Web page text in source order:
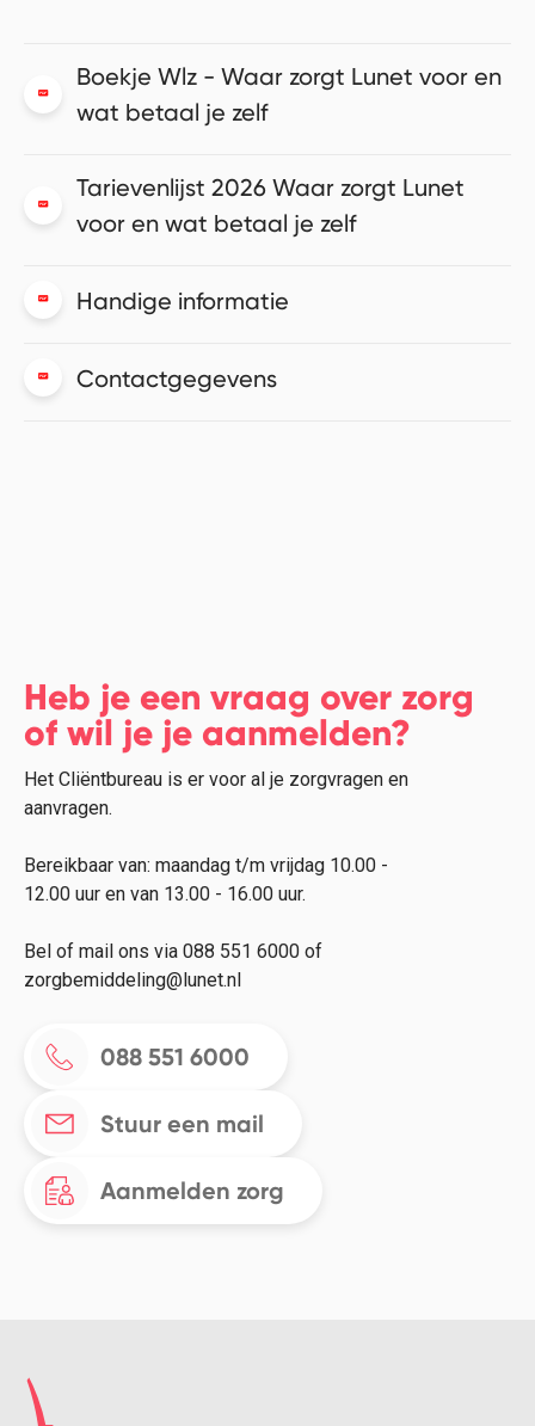
Boekje Wlz - Waar zorgt Lunet voor en
wat betaal je zelf
Tarievenlijst 2026 Waar zorgt Lunet
voor en wat betaal je zelf
Handige informatie
Contactgegevens
Heb je een vraag over zorg
of wil je je aanmelden?
Het Cliëntbureau is er voor al je zorgvragen en
aanvragen.
Bereikbaar van: maandag t/m vrijdag 10.00 -
12.00 uur en van 13.00 - 16.00 uur.
Bel of mail ons via 088 551 6000 of
zorgbemiddeling@lunet.nl
088 551 6000
Stuur een mail
Aanmelden zorg